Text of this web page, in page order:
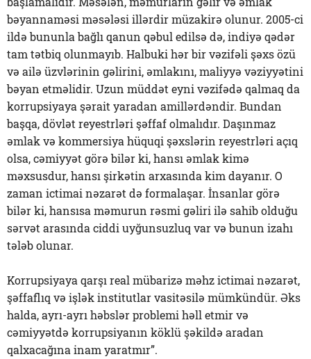
bəyannaməsi məsələsi illərdir müzakirə olunur. 2005-ci
ildə bununla bağlı qanun qəbul edilsə də, indiyə qədər
tam tətbiq olunmayıb. Halbuki hər bir vəzifəli şəxs özü
və ailə üzvlərinin gəlirini, əmlakını, maliyyə vəziyyətini
bəyan etməlidir. Uzun müddət eyni vəzifədə qalmaq da
korrupsiyaya şərait yaradan amillərdəndir. Bundan
başqa, dövlət reyestrləri şəffaf olmalıdır. Daşınmaz
əmlak və kommersiya hüquqi şəxslərin reyestrləri açıq
olsa, cəmiyyət görə bilər ki, hansı əmlak kimə
məxsusdur, hansı şirkətin arxasında kim dayanır. O
zaman ictimai nəzarət də formalaşar. İnsanlar görə
bilər ki, hansısa məmurun rəsmi gəliri ilə sahib olduğu
sərvət arasında ciddi uyğunsuzluq var və bunun izahı
tələb olunar.
Korrupsiyaya qarşı real mübarizə məhz ictimai nəzarət,
şəffaflıq və işlək institutlar vasitəsilə mümkündür. Əks
halda, ayrı-ayrı həbslər problemi həll etmir və
cəmiyyətdə korrupsiyanın köklü şəkildə aradan
qalxacağına inam yaratmır”.